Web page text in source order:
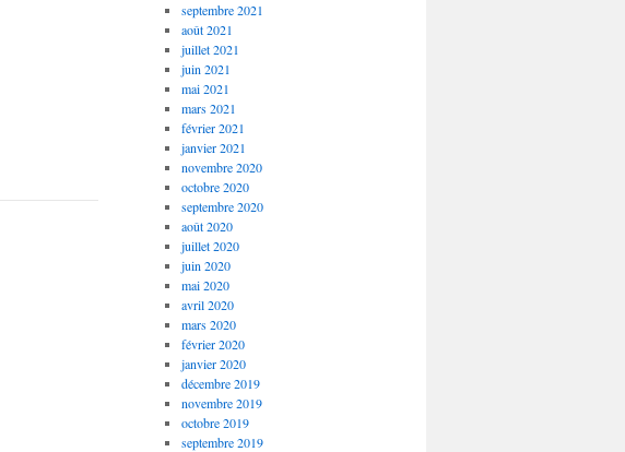
septembre 2021
août 2021
juillet 2021
juin 2021
mai 2021
mars 2021
février 2021
janvier 2021
novembre 2020
octobre 2020
septembre 2020
août 2020
juillet 2020
juin 2020
mai 2020
avril 2020
mars 2020
février 2020
janvier 2020
décembre 2019
novembre 2019
octobre 2019
septembre 2019